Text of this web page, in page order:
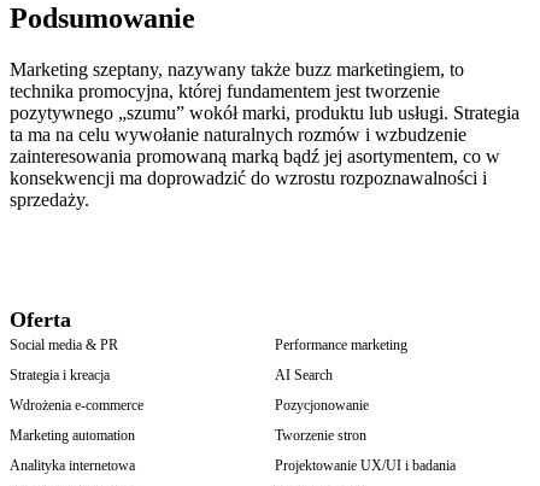
Podsumowanie
Marketing szeptany, nazywany także buzz marketingiem, to
technika promocyjna, której fundamentem jest tworzenie
pozytywnego „szumu” wokół marki, produktu lub usługi. Strategia
ta ma na celu wywołanie naturalnych rozmów i wzbudzenie
zainteresowania promowaną marką bądź jej asortymentem, co w
konsekwencji ma doprowadzić do wzrostu rozpoznawalności i
sprzedaży.
Oferta
Social media & PR
Performance marketing
Strategia i kreacja
AI Search
Wdrożenia e-commerce
Pozycjonowanie
Marketing automation
Tworzenie stron
Analityka internetowa
Projektowanie UX/UI i badania